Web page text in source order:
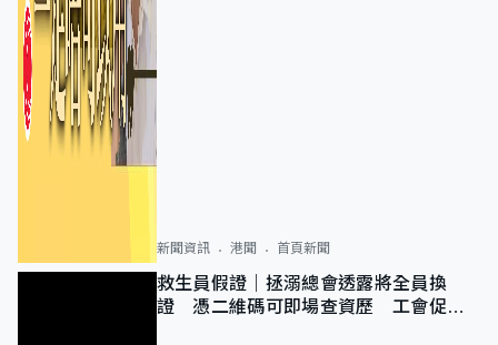
新聞資訊 港聞 首頁新聞
救生員假證｜拯溺總會透露將全員換
證 憑二維碼可即場查資歷 工會促加